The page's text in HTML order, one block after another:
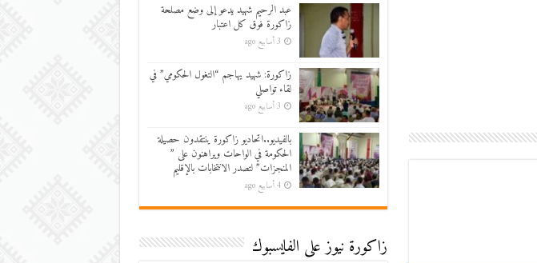
عبد الرحيم شهيد يدعو إلى وضع مصلحة
زاكورة فوق كل اعتبار
3 أسابيع ago
زاكورة: شهيد يهاجم “التغول الحكومي” في
لقاء تواصلي
3 أسابيع ago
بالفيديو..اتحاديو زاكورة ينتقدون حصيلة
الحكومة في الواحات ويراهنون على ”
المنجزات” لتصدر الانتخابات بالإقليم
4 أسابيع ago
زاكورة نيوز على الفايسبوك